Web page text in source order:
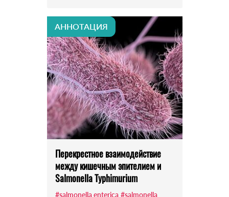
АННОТАЦИЯ
Перекрестное взаимодействие
между кишечным эпителием и
Salmonella Typhimurium
#salmonella enterica #salmonella